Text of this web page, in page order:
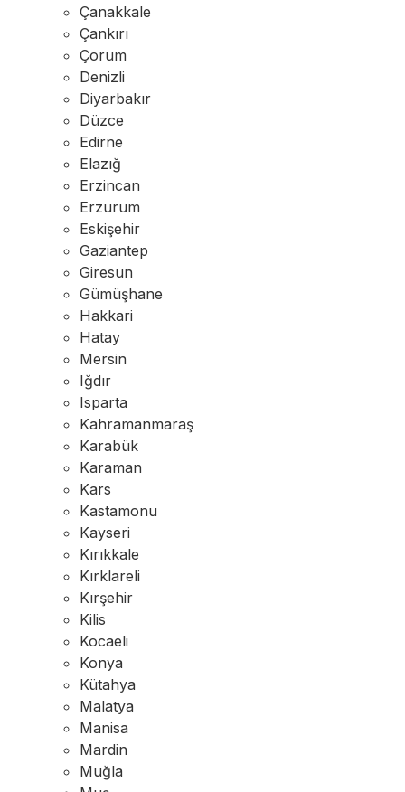
Çanakkale
Çankırı
Çorum
Denizli
Diyarbakır
Düzce
Edirne
Elazığ
Erzincan
Erzurum
Eskişehir
Gaziantep
Giresun
Gümüşhane
Hakkari
Hatay
Mersin
Iğdır
Isparta
Kahramanmaraş
Karabük
Karaman
Kars
Kastamonu
Kayseri
Kırıkkale
Kırklareli
Kırşehir
Kilis
Kocaeli
Konya
Kütahya
Malatya
Manisa
Mardin
Muğla